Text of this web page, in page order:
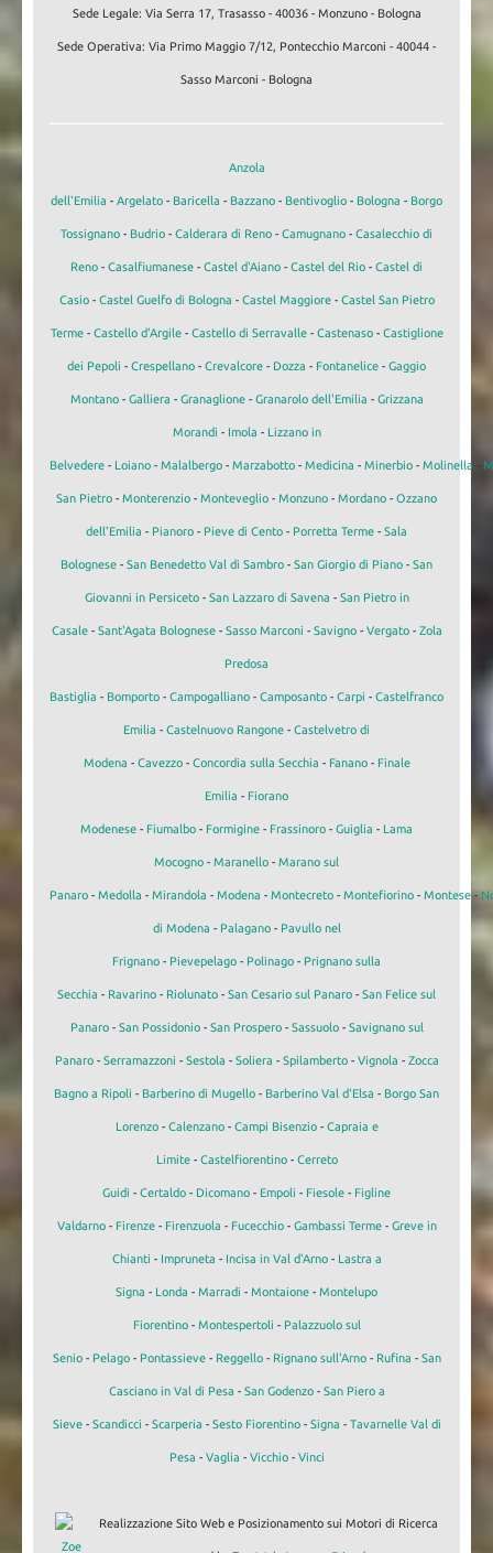
Sede Legale: Via Serra 17, Trasasso - 40036 - Monzuno - Bologna
Sede Operativa: Via Primo Maggio 7/12, Pontecchio Marconi - 40044 -
Sasso Marconi - Bologna
Anzola
dell'Emilia - Argelato - Baricella - Bazzano - Bentivoglio - Bologna - Borgo
Tossignano - Budrio - Calderara di Reno - Camugnano - Casalecchio di
Reno - Casalfiumanese - Castel d'Aiano - Castel del Rio - Castel di
Casio- Castel Guelfo di Bologna - Castel Maggiore- Castel San Pietro
Terme- Castello d'Argile- Castello di Serravalle- Castenaso- Castiglione
dei Pepoli - Crespellano - Crevalcore - Dozza - Fontanelice - Gaggio
Montano- Galliera - Granaglione- Granarolo dell'Emilia - Grizzana
Morandi - Imola - Lizzano in
Belvedere - Loiano - Malalbergo - Marzabotto - Medicina - Minerbio - Molinella -
San Pietro - Monterenzio - Monteveglio - Monzuno - Mordano - Ozzano
dell'Emilia - Pianoro - Pieve di Cento - Porretta Terme - Sala
Bolognese - San Benedetto Val di Sambro - San Giorgio di Piano - San
Giovanni in Persiceto- San Lazzaro di Savena - San Pietro in
Casale- Sant'Agata Bolognese- Sasso Marconi - Savigno- Vergato- Zola
Predosa
Bastiglia - Bomporto - Campogalliano - Camposanto - Carpi - Castelfranco
Emilia - Castelnuovo Rangone - Castelvetro di
Modena - Cavezzo- Concordia sulla Secchia - Fanano- Finale
Emilia - Fiorano
Modenese - Fiumalbo - Formigine - Frassinoro - Guiglia - Lama
Mocogno - Maranello - Marano sul
Panaro - Medolla - Mirandola - Modena - Montecreto - Montefiorino - Montese-
di Modena - Palagano- Pavullo nel
Frignano - Pievepelago - Polinago - Prignano sulla
Secchia - Ravarino - Riolunato - San Cesario sul Panaro - San Felice sul
Panaro- San Possidonio- San Prospero- Sassuolo- Savignano sul
Panaro- Serramazzoni - Sestola - Soliera - Spilamberto- Vignola - Zocca
Bagno a Ripoli - Barberino di Mugello - Barberino Val d'Elsa - Borgo San
Lorenzo- Calenzano- Campi Bisenzio- Capraia e
Limite- Castelfiorentino- Cerreto
Guidi - Certaldo - Dicomano - Empoli - Fiesole - Figline
Valdarno- Firenze- Firenzuola - Fucecchio- Gambassi Terme- Greve in
Chianti - Impruneta - Incisa in Val d'Arno- Lastra a
Signa - Londa - Marradi - Montaione - Montelupo
Fiorentino- Montespertoli - Palazzuolo sul
Senio- Pelago- Pontassieve- Reggello- Rignano sull'Arno- Rufina - San
Casciano in Val di Pesa - San Godenzo- San Piero a
Sieve- Scandicci - Scarperia - Sesto Fiorentino- Signa - Tavarnelle Val di
Pesa - Vaglia - Vicchio- Vinci
Realizzazione Sito Web e Posizionamento sui Motori di Ricerca